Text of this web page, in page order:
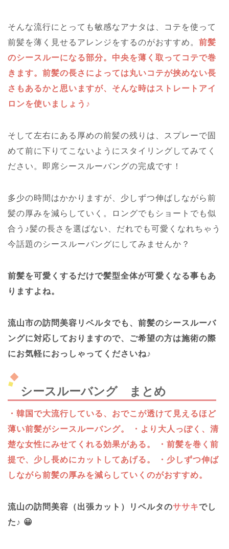
そんな流行にとっても敏感なアナタは、コテを使って
前髪を薄く見せるアレンジをするのがおすすめ。 前髪
のシースルーになる部分。中央を薄く取ってコテで巻
きます。 前髪の長さによっては丸いコテが挟めない長
さもあるかと思いますが、そんな時はストレートアイ
ロンを使いましょう♪
そして左右にある厚めの前髪の残りは、スプレーで固
めて前に下りてこないようにスタイリングしてみてく
ださい。即席シースルーバングの完成です！
多少の時間はかかりますが、少しずつ伸ばしながら前
髪の厚みを減らしていく。ロングでもショートでも似
合う♪髪の長さを選ばない、だれでも可愛くなれちゃう
今話題のシースルーバングにしてみませんか？
前髪を可愛くするだけで髪型全体が可愛くなる事もあ
りますよね。
流山市の訪問美容リベルタでも、前髪のシースルーバ
ングに対応しておりますので、ご希望の方は施術の際
にお気軽におっしゃってくださいね♪
シースルーバング まとめ
・韓国で大流行している、おでこが透けて見えるほど
薄い前髪がシースルーバング。
・より大人っぽく、清
楚な女性にみせてくれる効果がある。
・前髪を巻く前
提で、少し長めにカットしてあげる。
・少しずつ伸ば
しながら前髪の厚みを減らしていくのがおすすめ。
流山の訪問美容（出張カット）リベルタのササキでし
た♪ 😀